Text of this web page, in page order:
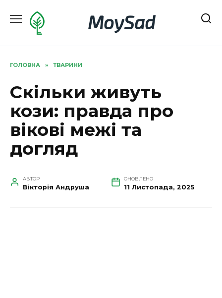
до
MoySad
ГОЛОВНА » ТВАРИНИ
Скільки живуть
кози: правда про
вікові межі та
догляд
АВТОР
Вікторія Андруша
ОНОВЛЕНО
11 Листопада, 2025